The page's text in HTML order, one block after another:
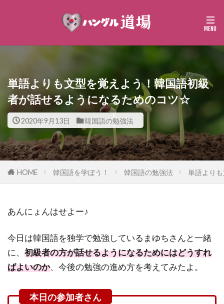
単語よりも文型を覚えよう！韓国語初級
者が話せるようになるためのコツ☆
2020年9月13日 韓国語の勉強法
HOME 韓国語を学ぼう！ 韓国語の勉強法 単語より
あんにょんはせよー♪
今日は韓国語を独学で勉強しているまゆちさんと一緒
に、 初級者の方が話せるようになるためにはどうすれ
ばよいのか、今後の勉強の進め方を考えてみたよ。